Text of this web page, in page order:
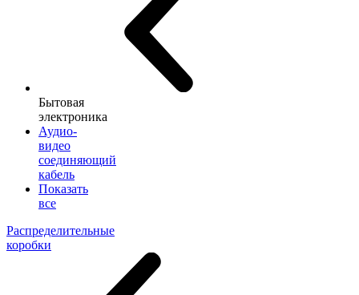
Бытовая
электроника
Аудио-
видео
соединяющий
кабель
Показать
все
Распределительные
коробки